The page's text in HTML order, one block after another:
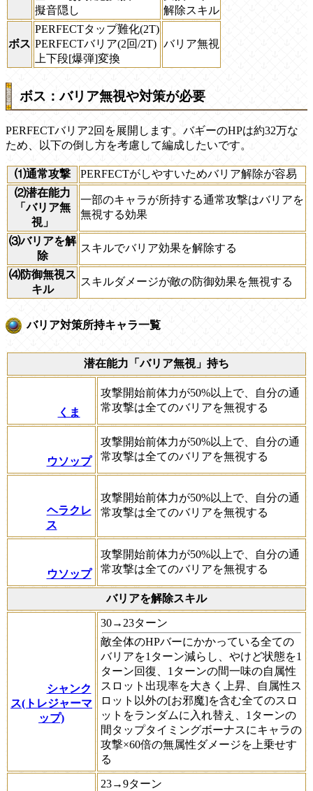
擬音隠し
解除スキル
ボス
PERFECTタップ難化(2T)
PERFECTバリア(2回/2T)
上下段[爆弾]変換
バリア無視
ボス：バリア無視や対策が必要
PERFECTバリア2回を展開します。バギーのHPは約32万な
ため、以下の倒し方を考慮して編成したいです。
⑴通常攻撃
PERFECTがしやすいためバリア解除が容易
⑵潜在能力
「バリア無
視」
一部のキャラが所持する通常攻撃はバリアを
無視する効果
⑶バリアを解
除
スキルでバリア効果を解除する
⑷防御無視ス
キル
スキルダメージが敵の防御効果を無視する
バリア対策所持キャラ一覧
潜在能力「バリア無視」持ち
くま
攻撃開始前体力が50%以上で、自分の通
常攻撃は全てのバリアを無視する
ウソップ
攻撃開始前体力が50%以上で、自分の通
常攻撃は全てのバリアを無視する
ヘラクレ
ス
攻撃開始前体力が50%以上で、自分の通
常攻撃は全てのバリアを無視する
ウソップ
攻撃開始前体力が50%以上で、自分の通
常攻撃は全てのバリアを無視する
バリアを解除スキル
シャンク
ス(トレジャーマ
ップ)
30→23ターン
敵全体のHPバーにかかっている全ての
バリアを1ターン減らし、やけど状態を1
ターン回復、1ターンの間一味の自属性
スロット出現率を大きく上昇、自属性ス
ロット以外の[お邪魔]を含む全てのスロ
ットをランダムに入れ替え、1ターンの
間タップタイミングボーナスにキャラの
攻撃×60倍の無属性ダメージを上乗せす
る
23→9ターン